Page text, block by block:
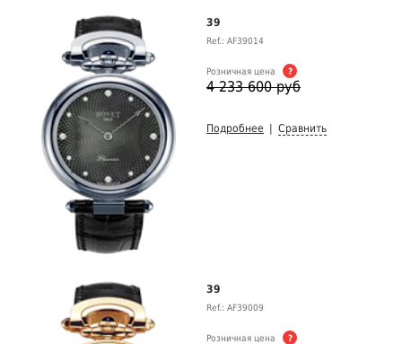
39
Ref.: AF39014
Розничная цена ?
4 233 600 руб
Подробнее Сравнить
39
Ref.: AF39009
Розничная цена ?